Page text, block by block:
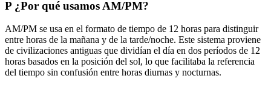
P ¿Por qué usamos AM/PM?
AM/PM se usa en el formato de tiempo de 12 horas para distinguir
entre horas de la mañana y de la tarde/noche. Este sistema proviene
de civilizaciones antiguas que dividían el día en dos períodos de 12
horas basados en la posición del sol, lo que facilitaba la referencia
del tiempo sin confusión entre horas diurnas y nocturnas.